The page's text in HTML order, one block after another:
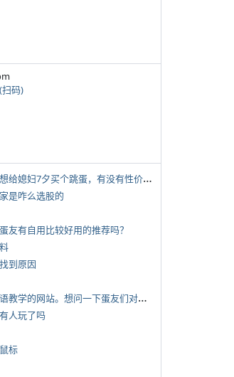
码)
*
想请教有经验的蛋友，想给媳妇7夕买个跳蛋，有没有性价比高的推荐
是咋么选股的
友有自用比较好用的推荐吗？
到原因
*
我正在建立一个英语口语教学的网站。想问一下蛋友们对这类教学机构或网站的痛点。
人玩了吗
标